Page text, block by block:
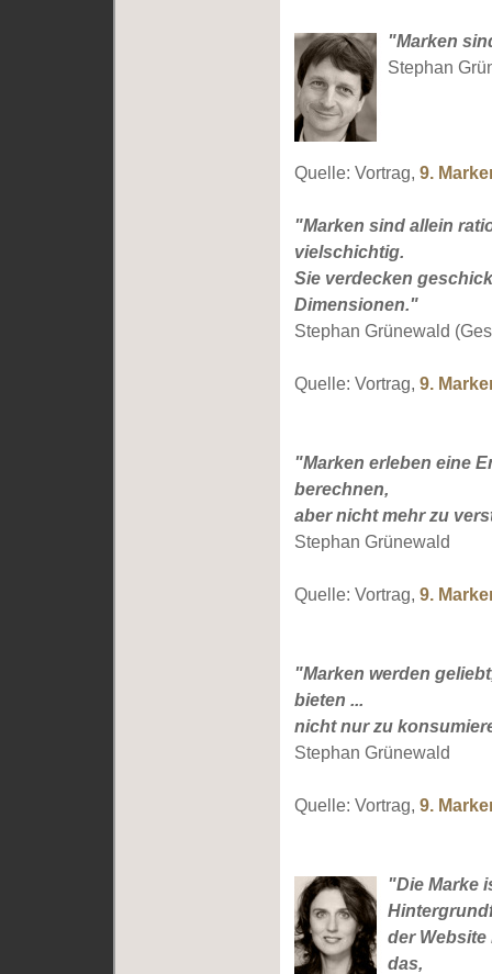
"Marken
Stephan
Quelle: Vortrag, 9.
"Marken sind allein
vielschichtig.
Sie verdecken
Dimensionen."
Stephan Grünewald
Quelle: Vortrag, 9.
"Marken erleben eine
berechnen,
aber nicht mehr zu
Stephan Grünewald
Quelle: Vortrag, 9.
"Marken werden
bieten ...
nicht nur zu
Stephan Grünewald
Quelle: Vortrag, 9.
"Die Marke
der
das,